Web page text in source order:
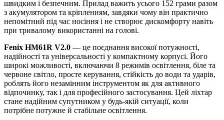
швидким і безпечним. Прилад важить усього 152 грами разом
з акумулятором та кріпленням, завдяки чому він практично
непомітний під час носіння і не створює дискомфорту навіть
при тривалому використанні на голові.
Fenix HM61R V2.0 — це поєднання високої потужності,
надійності та універсальності у компактному корпусі. Його
широкі можливості, включаючи 8 режимів освітлення, біле та
червоне світло, просте керування, стійкість до води та ударів,
роблять його незамінним інструментом як для активного
відпочинку, так і для професійного застосування. Цей ліхтар
стане надійним супутником у будь-якій ситуації, коли
потрібне потужне й стабільне освітлення.